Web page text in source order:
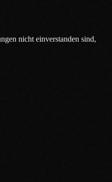
nicht einverstanden sind,